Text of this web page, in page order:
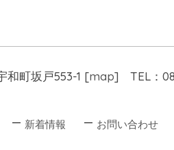
和町坂戸553-1 [map] TEL：
新着情報 お問い合わせ